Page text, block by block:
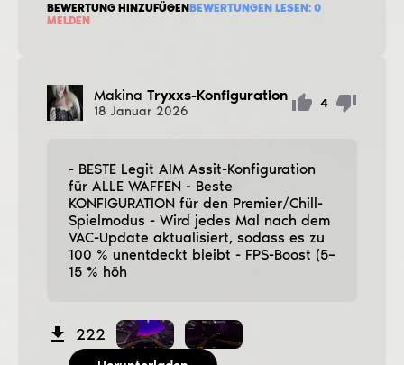
BEWERTUNG HINZUFÜGENBEWERTUNGEN LESEN: 0
MELDEN
Makina Tryxxs-Konfiguration
18 Januar 2026
4
- BESTE Legit AIM Assit-Konfiguration
für ALLE WAFFEN - Beste
KONFIGURATION für den Premier/Chill-
Spielmodus - Wird jedes Mal nach dem
VAC-Update aktualisiert, sodass es zu
100 % unentdeckt bleibt - FPS-Boost (5–
15 % höh
222